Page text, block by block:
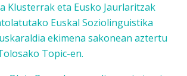
Klusterrak eta Eusko Jaurlaritzak
Euskal Soziolinguistika
ekimena sakonean aztertu
Topic-en.